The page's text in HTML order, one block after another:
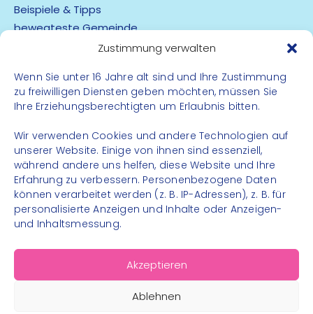
Zustimmung verwalten
Wenn Sie unter 16 Jahre alt sind und Ihre Zustimmung
zu freiwilligen Diensten geben möchten, müssen Sie
Ihre Erziehungsberechtigten um Erlaubnis bitten.
Wir verwenden Cookies und andere Technologien auf
unserer Website. Einige von ihnen sind essenziell,
während andere uns helfen, diese Website und Ihre
Erfahrung zu verbessern. Personenbezogene Daten
können verarbeitet werden (z. B. IP-Adressen), z. B. für
personalisierte Anzeigen und Inhalte oder Anzeigen-
und Inhaltsmessung.
Akzeptieren
Ablehnen
Beispiele & Tipps
bewegteste Gemeinde
Barrierefreiheit
Datenschutz
Impressum
Kontakt
FOLGE UNS
Instagram
Facebook
© 2026 – Bewegungsland Steiermark gGmbH - Alle